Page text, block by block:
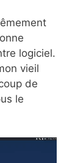
logiciel.
vieil
de
le